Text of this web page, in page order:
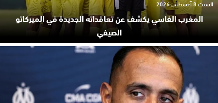
المغرب الفاسي يكشف عن تعاقداته الجديدة في الميركاتو
الصيفي
السبت 8 أغسطس 2026